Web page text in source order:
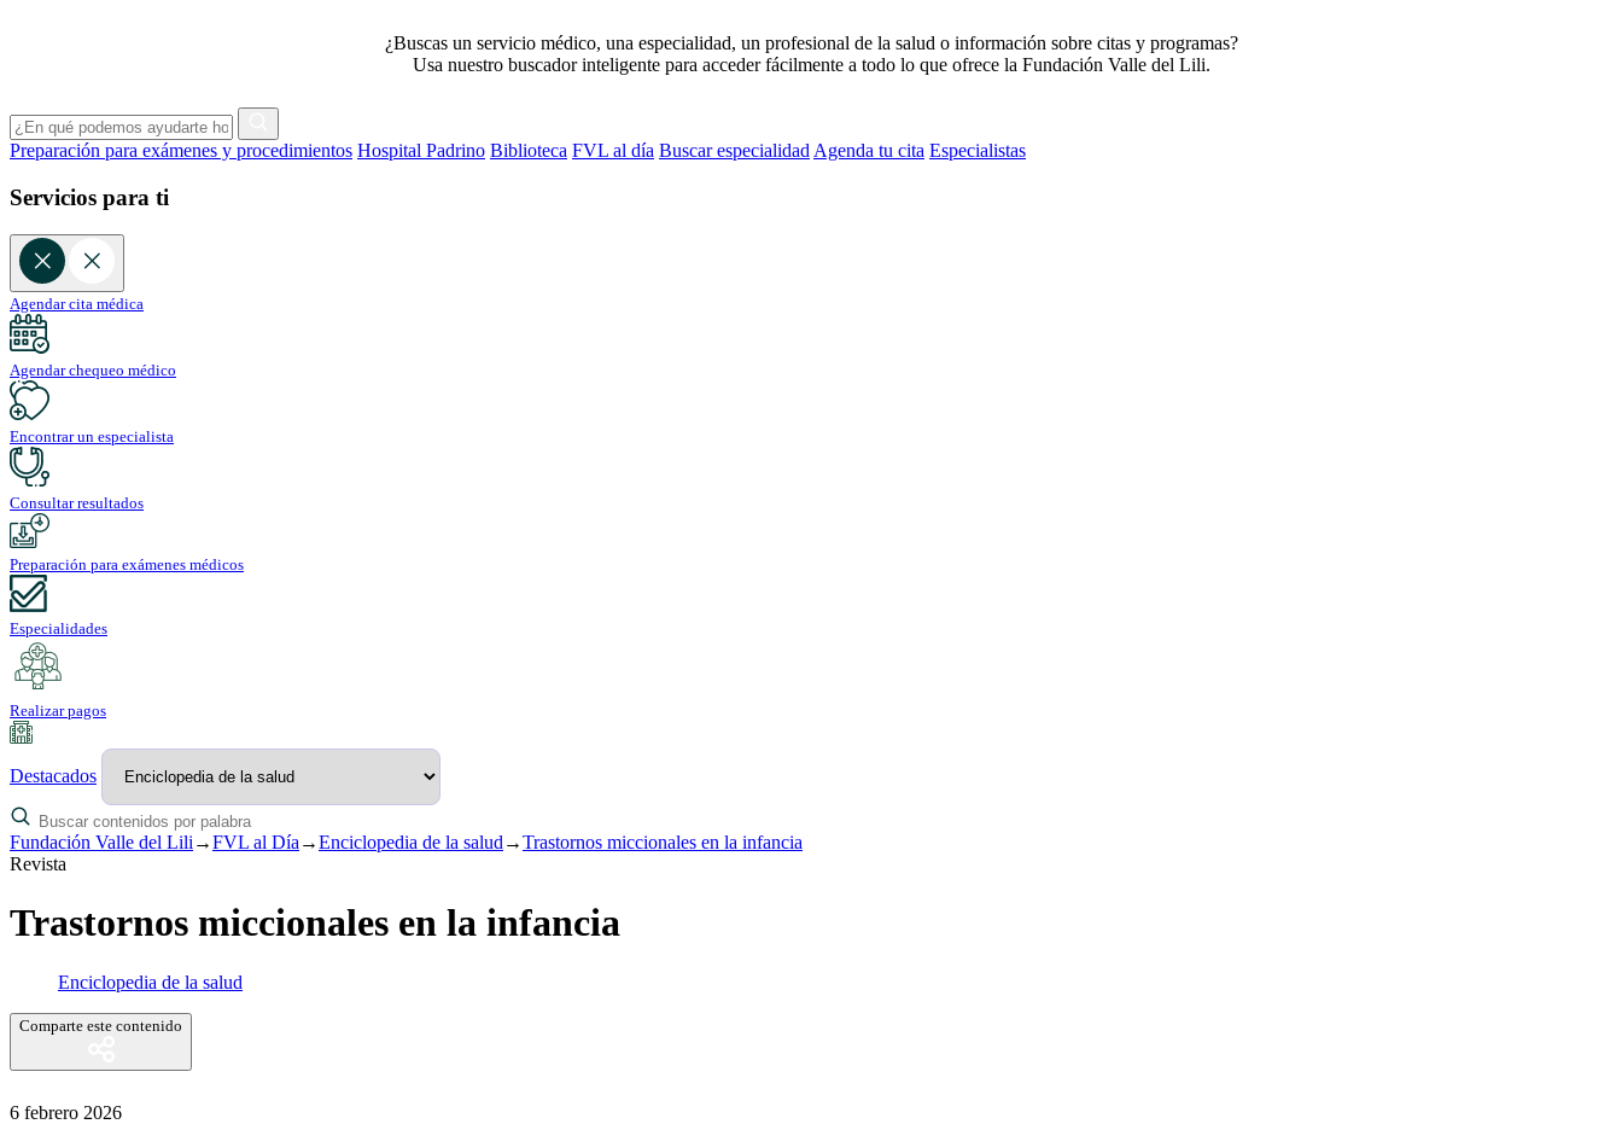
¿Buscas un servicio médico, una especialidad, un profesional de la salud o información sobre citas y programas?
Usa nuestro buscador inteligente para acceder fácilmente a todo lo que ofrece la Fundación Valle del Lili.
Preparación para exámenes y procedimientos Hospital Padrino Biblioteca FVL al día Buscar especialidad Agenda tu cita Especialistas
Servicios para ti
Agendar cita médica
Agendar chequeo médico
Encontrar un especialista
Consultar resultados
Preparación para exámenes médicos
Especialidades
Realizar pagos
Destacados
Fundación Valle del Lili →FVL al Día →Enciclopedia de la salud →Trastornos miccionales en la infancia
Revista
Trastornos miccionales en la infancia
Enciclopedia de la salud
Comparte este contenido
6 febrero 2026